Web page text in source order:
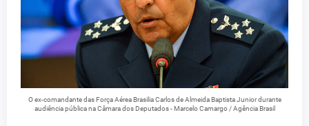
O ex-comandante das Força Aérea Brasilia Carlos de Almeida Baptista Junior durante
audiência pública na Câmara dos Deputados - Marcelo Camargo / Agência Brasil